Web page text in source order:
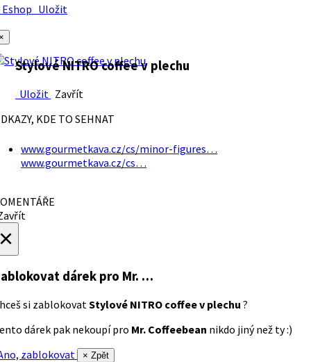
Uložit
Stylové NITRO coffee v plechu
Uložit Zavřít
KDE TO SEHNAT
www.gourmetkava.cz/cs/minor-figures…
www.gourmetkava.cz/cs…
dárek pro Mr. …
si zablokovat Stylové NITRO coffee v plechu ?
dárek pak nekoupí pro Mr. Coffeebean nikdo jiný než ty :)
zablokovat
× Zpět